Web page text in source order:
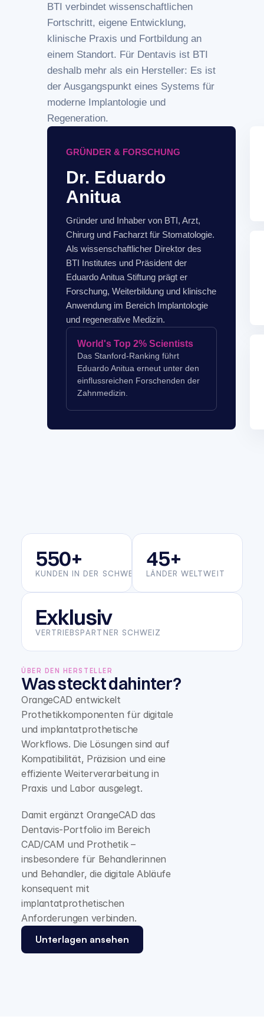
BTI verbindet wissenschaftlichen
Fortschritt, eigene Entwicklung,
klinische Praxis und Fortbildung an
einem Standort. Für Dentavis ist BTI
deshalb mehr als ein Hersteller: Es ist
der Ausgangspunkt eines Systems für
moderne Implantologie und
Regeneration.
GRÜNDER & FORSCHUNG
Dr. Eduardo
Anitua
Gründer und Inhaber von BTI, Arzt,
Chirurg und Facharzt für Stomatologie.
Als wissenschaftlicher Direktor des
BTI Institutes und Präsident der
Eduardo Anitua Stiftung prägt er
Forschung, Weiterbildung und klinische
Anwendung im Bereich Implantologie
und regenerative Medizin.
World's Top 2% Scientists
Das Stanford-Ranking führt
Eduardo Anitua erneut unter den
einflussreichen Forschenden der
Zahnmedizin.
550+
KUNDEN IN DER SCHWEIZ
45+
LÄNDER WELTWEIT
Exklusiv
VERTRIEBSPARTNER SCHWEIZ
ÜBER DEN HERSTELLER
Was steckt dahinter?
OrangeCAD entwickelt
Prothetikkomponenten für digitale
und implantatprothetische
Workflows. Die Lösungen sind auf
Kompatibilität, Präzision und eine
effiziente Weiterverarbeitung in
Praxis und Labor ausgelegt.
Damit ergänzt OrangeCAD das
Dentavis-Portfolio im Bereich
CAD/CAM und Prothetik –
insbesondere für Behandlerinnen
und Behandler, die digitale Abläufe
konsequent mit
implantatprothetischen
Anforderungen verbinden.
Unterlagen ansehen